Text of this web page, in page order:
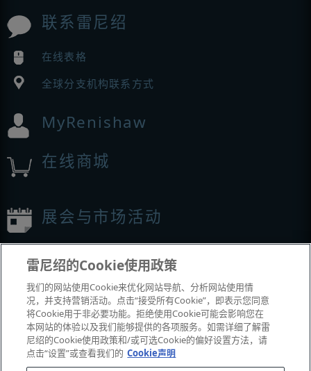
联系雷尼绍
在线表格
全球分支机构联系方式
MyRenishaw
在线商城
展会与市场活动
雷尼绍的Cookie使用政策
我们的网站使用Cookie来优化网站导航、分析网站使用情
况，并支持营销活动。点击“接受所有Cookie”，即表示您同意
将Cookie用于非必要功能。拒绝使用Cookie可能会影响您在
本网站的体验以及我们能够提供的各项服务。如需详细了解雷
尼绍的Cookie使用政策和/或可选Cookie的偏好设置方法，请
点击“设置”或查看我们的 Cookie声明